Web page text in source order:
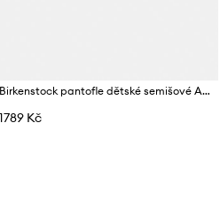
Birkenstock pantofle dětské semišové Arizona
1789 Kč